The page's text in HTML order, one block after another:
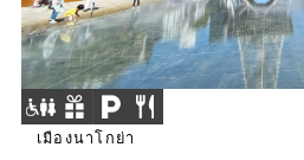
เมืองนาโกย่า